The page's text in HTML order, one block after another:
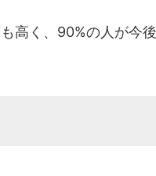
高く、90%の人が今